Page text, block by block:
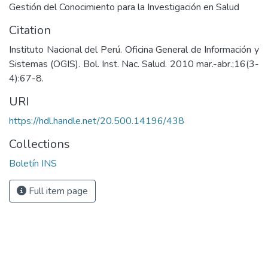
Gestión del Conocimiento para la Investigación en Salud
Citation
Instituto Nacional del Perú. Oficina General de Información y
Sistemas (OGIS). Bol. Inst. Nac. Salud. 2010 mar.-abr.;16(3-
4):67-8.
URI
https://hdl.handle.net/20.500.14196/438
Collections
Boletín INS
Full item page